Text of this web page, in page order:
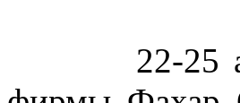
22-25